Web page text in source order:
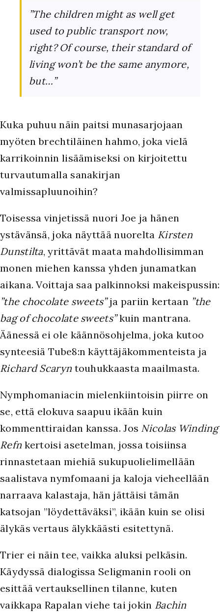
”The children might as well get
used to public transport now,
right? Of course, their standard of
living won’t be the same anymore,
but…”
Kuka puhuu näin paitsi munasarjojaan
myöten brechtiläinen hahmo, joka vielä
karrikoinnin lisäämiseksi on kirjoitettu
turvautumalla sanakirjan
valmissapluunoihin?
Toisessa vinjetissä nuori Joe ja hänen
ystävänsä, joka näyttää nuorelta Kirsten
Dunstilta, yrittävät maata mahdollisimman
monen miehen kanssa yhden junamatkan
aikana. Voittaja saa palkinnoksi makeispussin:
”the chocolate sweets”ja pariin kertaan ”the
bag of chocolate sweets”kuin mantrana.
Äänessä ei ole käännösohjelma, joka kutoo
synteesiä Tube8:n käyttäjäkommenteista ja
Richard Scaryn touhukkaasta maailmasta.
Nymphomaniacin mielenkiintoisin piirre on
se, että elokuva saapuu ikään kuin
kommenttiraidan kanssa. Jos Nicolas Winding
Refn kertoisi asetelman, jossa toisiinsa
rinnastetaan miehiä sukupuolielimellään
saalistava nymfomaani ja kaloja vieheellään
narraava kalastaja, hän jättäisi tämän
katsojan ”löydettäväksi”, ikään kuin se olisi
älykäs vertaus älykkäästi esitettynä.
Trier ei näin tee, vaikka aluksi pelkäsin.
Käydyssä dialogissa Seligmanin rooli on
esittää vertauksellinen tilanne, kuten
vaikkapa Rapalan viehe tai jokin Bachin